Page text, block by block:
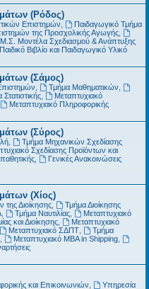
(Ρόδος)
Επιστημών
Παιδαγωγικό Τμήμα
της Προσχολικής Αγωγής,
Μοντέλα Σχεδιασμού & Ανάπτυξης
Βιβλίο και Παιδαγωγικό Υλικό
(Σάμος)
Τμήμα Μαθηματικών
,
Μεταπτυχιακό
Μεταπτυχιακό Πληροφορικής
(Σύρος)
,
Τμήμα Μηχανικών Σχεδίασης
Σχεδίασης Προϊόντων και
,
Γενικές Ανακοινώσεις
(Χίος)
Διοίκησης,
Τμήμα Διοίκησης
, Τμήμα Ναυτιλίας,
Μεταπτυχιακό
και Διοίκησης,
Μεταπτυχιακό
Μεταπτυχιακό ΣΔΠΤ,
Τμήμα
Μεταπτυχιακό MBA in Shipping,
και Επικοινωνιών
Υπηρεσία